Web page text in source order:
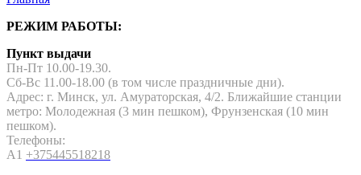
РЕЖИМ РАБОТЫ:
Пункт выдачи
Пн-Пт 10.00-19.30.
Сб-Вс 11.00-18.00 (в том числе праздничные дни).
Адрес: г. Минск, ул. Амураторская, 4/2. Ближайшие станции
метро: Молодежная (3 мин пешком), Фрунзенская (10 мин
пешком).
Телефоны:
A1 +375445518218